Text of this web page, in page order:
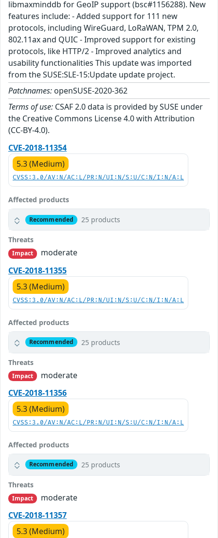
libmaxminddb for GeoIP support (bsc#1156288). New
features include: - Added support for 111 new
protocols, including WireGuard, LoRaWAN, TPM 2.0,
802.11ax and QUIC - Improved support for existing
protocols, like HTTP/2 - Improved analytics and
usability functionalities This update was imported
from the SUSE:SLE-15:Update update project.
Patchnames: openSUSE-2020-362
Terms of use: CSAF 2.0 data is provided by SUSE under
the Creative Commons License 4.0 with Attribution
(CC-BY-4.0).
CVE-2018-11354
5.3 (Medium)
CVSS:3.0/AV:N/AC:L/PR:N/UI:N/S:U/C:N/I:N/A:L
Affected products
Recommended 25 products
Threats
Impact
moderate
CVE-2018-11355
5.3 (Medium)
CVSS:3.0/AV:N/AC:L/PR:N/UI:N/S:U/C:N/I:N/A:L
Affected products
Recommended 25 products
Threats
Impact
moderate
CVE-2018-11356
5.3 (Medium)
CVSS:3.0/AV:N/AC:L/PR:N/UI:N/S:U/C:N/I:N/A:L
Affected products
Recommended 25 products
Threats
Impact
moderate
CVE-2018-11357
5.3 (Medium)